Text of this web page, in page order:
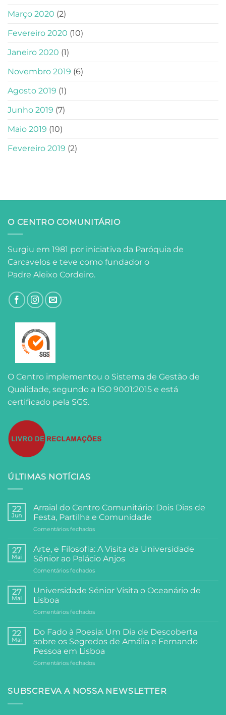
Março 2020 (2)
Fevereiro 2020 (10)
Janeiro 2020 (1)
Novembro 2019 (6)
Agosto 2019 (1)
Junho 2019 (7)
Maio 2019 (10)
Fevereiro 2019 (2)
O CENTRO COMUNITÁRIO
Surgiu em 1981 por iniciativa da Paróquia de
Carcavelos e teve como fundador o
Padre Aleixo Cordeiro.
O Centro implementou o Sistema de Gestão de
Qualidade, segundo a ISO 9001:2015 e está
certificado pela SGS.
ÚLTIMAS NOTÍCIAS
22
Jun
Arraial do Centro Comunitário: Dois Dias de
Festa, Partilha e Comunidade
Comentários fechadosem
do
Centro
Comunitário:
Dois
de
e
27
Mai
Arte, e Filosofia: A Visita da Universidade
Sénior ao Palácio Anjos
Comentários fechadosem
e
Visita
Universidade
Sénior
Palácio
Anjos
27
Mai
Universidade Sénior Visita o Oceanário de
Lisboa
Comentários fechadosem
Sénior
Visita
o
Oceanário
de
22
Mai
Do Fado à Poesia: Um Dia de Descoberta
sobre os Segredos de Amália e Fernando
Pessoa em Lisboa
Comentários fechadosem
à
SUBSCREVA A NOSSA NEWSLETTER